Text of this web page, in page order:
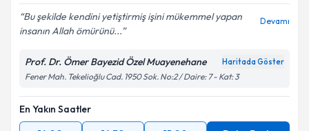
Bu şekilde kendini yetiştirmiş işini mükemmel yapan
insanın Allah ömürünü...
Devamı
Prof. Dr. Ömer Bayezid Özel Muayenehane Haritada Göster
Fener Mah. Tekelioğlu Cad. 1950 Sok. No:2 / Daire: 7 - Kat: 3
En Yakın Saatler